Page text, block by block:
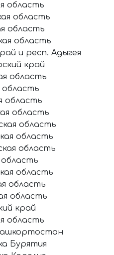
область
область
область
область
и респ. Адыгея
край
область
область
область
область
область
область
область
область
область
область
край
область
Бурятия